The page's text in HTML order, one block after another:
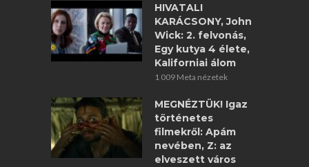
HIVATALI
KARÁCSONY, John
Wick: 2. felvonás,
Egy kutya 4 élete,
Kaliforniai álom
1 009 Meta nézetek
MEGNÉZTÜK! Igaz
történetes
filmekről: Apám
nevében, Z: az
elveszett város